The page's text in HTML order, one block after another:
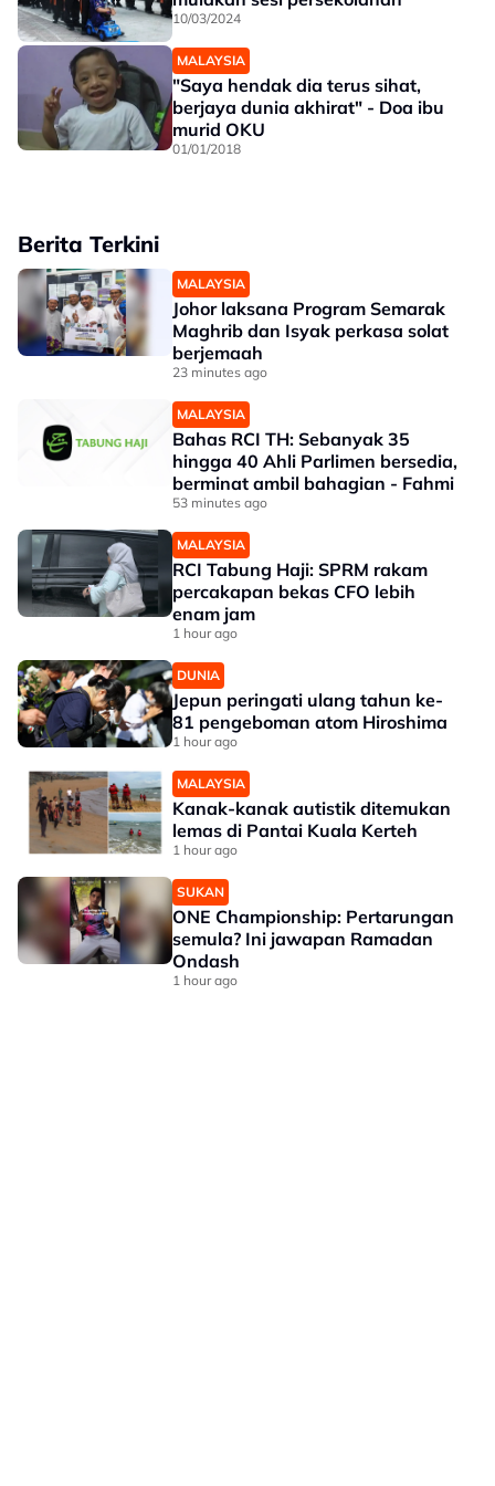
10/03/2024
MALAYSIA
"Saya hendak dia terus sihat,
berjaya dunia akhirat" - Doa ibu
murid OKU
01/01/2018
Berita Terkini
MALAYSIA
Johor laksana Program Semarak
Maghrib dan Isyak perkasa solat
berjemaah
23 minutes ago
MALAYSIA
Bahas RCI TH: Sebanyak 35
hingga 40 Ahli Parlimen bersedia,
berminat ambil bahagian - Fahmi
53 minutes ago
MALAYSIA
RCI Tabung Haji: SPRM rakam
percakapan bekas CFO lebih
enam jam
1 hour ago
DUNIA
Jepun peringati ulang tahun ke-
81 pengeboman atom Hiroshima
1 hour ago
MALAYSIA
Kanak-kanak autistik ditemukan
lemas di Pantai Kuala Kerteh
1 hour ago
SUKAN
ONE Championship: Pertarungan
semula? Ini jawapan Ramadan
Ondash
1 hour ago